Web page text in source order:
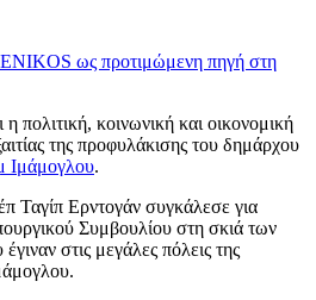
ως προτιμώμενη πηγή στη
πολιτική, κοινωνική και οικονομική
της προφυλάκισης του δημάρχου
Ιμάμογλου.
Ταγίπ Ερντογάν συγκάλεσε για
Συμβουλίου στη σκιά των
στις μεγάλες πόλεις της